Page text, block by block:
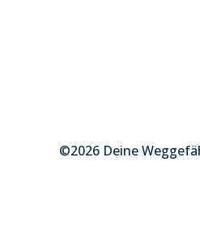
©2026 Deine